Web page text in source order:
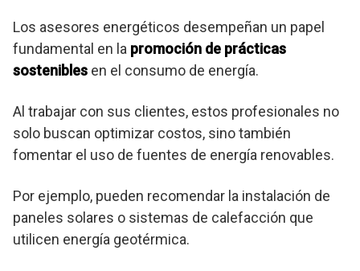
Los asesores energéticos desempeñan un papel
fundamental en la promoción de prácticas
sostenibles en el consumo de energía.
Al trabajar con sus clientes, estos profesionales no
solo buscan optimizar costos, sino también
fomentar el uso de fuentes de energía renovables.
Por ejemplo, pueden recomendar la instalación de
paneles solares o sistemas de calefacción que
utilicen energía geotérmica.